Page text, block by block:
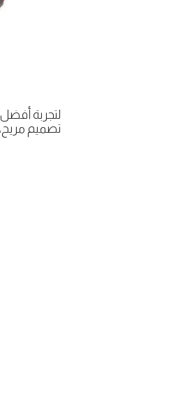
لتجربة
تصميم مريح،